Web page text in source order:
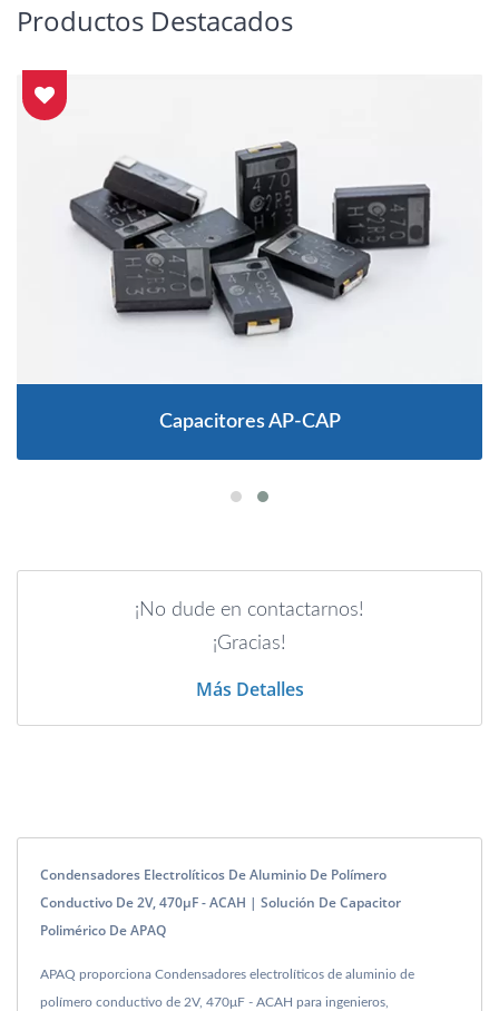
Productos Destacados
Capacitores AP-CAP
¡No dude en contactarnos!
¡Gracias!
Más Detalles
Condensadores Electrolíticos De Aluminio De Polímero
Conductivo De 2V, 470μF - ACAH | Solución De Capacitor
Polimérico De APAQ
APAQ proporciona Condensadores electrolíticos de aluminio de
polímero conductivo de 2V, 470μF - ACAH para ingenieros,